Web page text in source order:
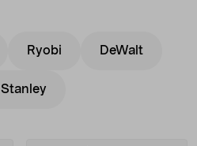
Ryobi DeWalt
Stanley